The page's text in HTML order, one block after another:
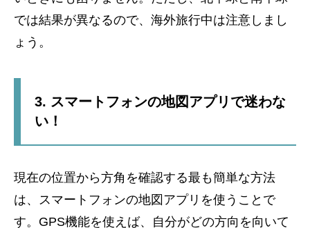
では結果が異なるので、海外旅行中は注意しまし
ょう。
3. スマートフォンの地図アプリで迷わな
い！
現在の位置から方角を確認する最も簡単な方法
は、スマートフォンの地図アプリを使うことで
す。GPS機能を使えば、自分がどの方向を向いて